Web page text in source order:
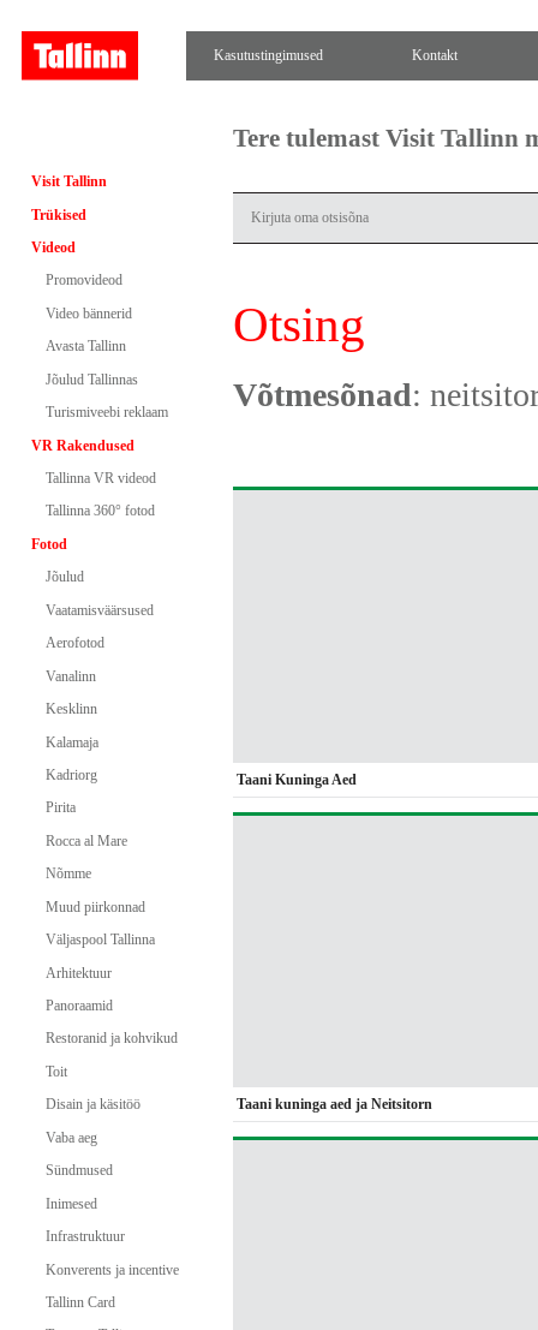
Kasutustingimused Kontakt
Visit Tallinn
Trükised
Videod
Promovideod
Video bännerid
Avasta Tallinn
Jõulud Tallinnas
Turismiveebi reklaam
VR Rakendused
Tallinna VR videod
Tallinna 360° fotod
Fotod
Jõulud
Vaatamisväärsused
Aerofotod
Vanalinn
Kesklinn
Kalamaja
Kadriorg
Pirita
Rocca al Mare
Nõmme
Muud piirkonnad
Väljaspool Tallinna
Arhitektuur
Panoraamid
Restoranid ja kohvikud
Toit
Disain ja käsitöö
Vaba aeg
Sündmused
Inimesed
Infrastruktuur
Konverents ja incentive
Tallinn Card
Tere tulemast Visit Tallinn
Otsing
Võtmesõnad:
Taani Kuninga Aed
Taani kuninga aed ja Neitsitorn